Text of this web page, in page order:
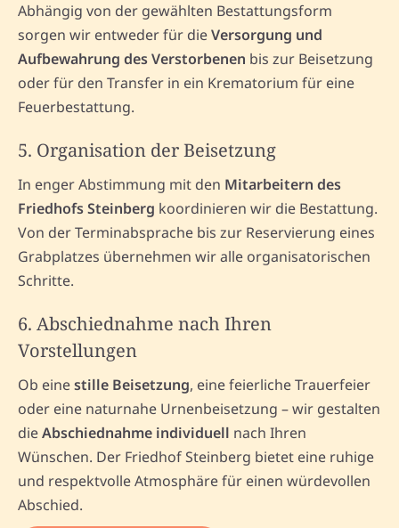
Abhängig von der gewählten Bestattungsform
sorgen wir entweder für dieVersorgung und
Aufbewahrung des Verstorbenen bis zur Beisetzung
oder für den Transfer in ein Krematorium für eine
Feuerbestattung.
5. Organisation der Beisetzung
In enger Abstimmung mit den Mitarbeitern des
Friedhofs Steinberg koordinieren wir die Bestattung.
Von der Terminabsprache bis zur Reservierung eines
Grabplatzes übernehmen wir alle organisatorischen
Schritte.
6. Abschiednahme nach Ihren
Vorstellungen
Ob einestille Beisetzung, eine feierliche Trauerfeier
oder eine naturnahe Urnenbeisetzung – wir gestalten
dieAbschiednahme individuell nach Ihren
Wünschen. Der Friedhof Steinberg bietet eine ruhige
und respektvolle Atmosphäre für einen würdevollen
Abschied.